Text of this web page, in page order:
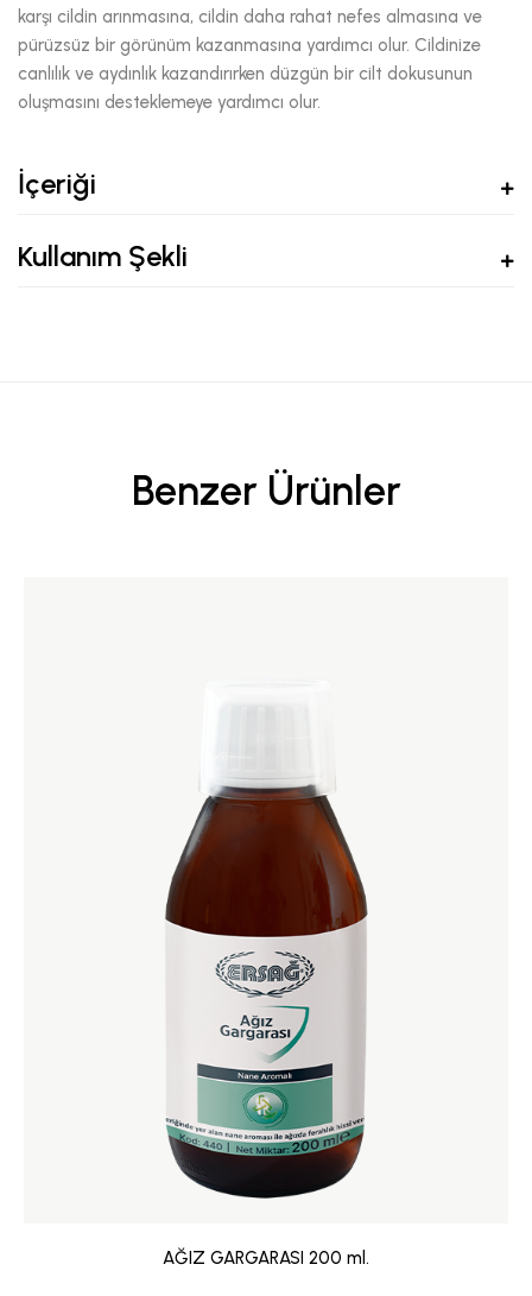
karşı cildin arınmasına, cildin daha rahat nefes almasına ve
pürüzsüz bir görünüm kazanmasına yardımcı olur. Cildinize
canlılık ve aydınlık kazandırırken düzgün bir cilt dokusunun
oluşmasını desteklemeye yardımcı olur.
İçeriği
Kullanım Şekli
Benzer Ürünler
AĞIZ GARGARASI 200 ml.